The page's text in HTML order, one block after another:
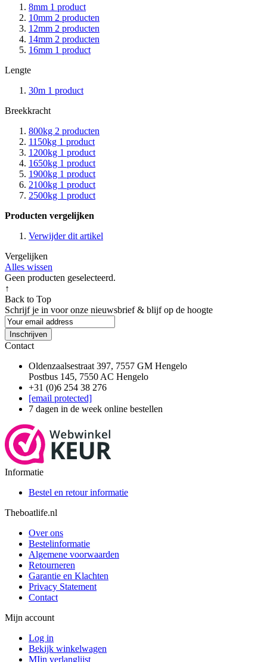
8mm 1 product
10mm 2 producten
12mm 2 producten
14mm 2 producten
16mm 1 product
Lengte
30m 1 product
Breekkracht
800kg 2 producten
1150kg 1 product
1200kg 1 product
1650kg 1 product
1900kg 1 product
2100kg 1 product
2500kg 1 product
Producten vergelijken
Verwijder dit artikel
Vergelijken
Alles wissen
Geen producten geselecteerd.
↑
Back to Top
Schrijf je in voor onze nieuwsbrief & blijf op de hoogte
Inschrijven
Contact
Oldenzaalsestraat 397, 7557 GM Hengelo
Postbus 145, 7550 AC Hengelo
+31 (0)6 254 38 276
[email protected]
7 dagen in de week online bestellen
Informatie
Bestel en retour informatie
Theboatlife.nl
Over ons
Bestelinformatie
Algemene voorwaarden
Retourneren
Garantie en Klachten
Privacy Statement
Contact
Mijn account
Log in
Bekijk winkelwagen
MIjn verlanglijst